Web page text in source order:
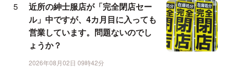
近所の紳士服店が「完全閉店セー
ル」中ですが、4カ月目に入っても
営業しています。問題ないのでし
ょうか？
2026年08月02日 09時42分